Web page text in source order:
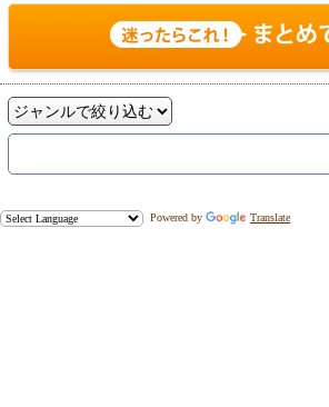
戻る
Powered by Translate